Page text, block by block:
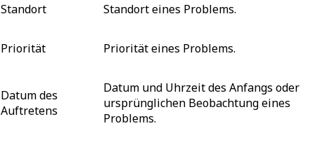
Standort Standort eines Problems.
Priorität Priorität eines Problems.
Datum des
Auftretens
Datum und Uhrzeit des Anfangs oder
ursprünglichen Beobachtung eines
Problems.